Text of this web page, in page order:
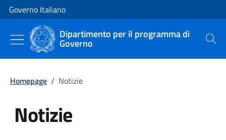
Vai al contenuto
Vai alla navigazione del sito
Governo Italiano
Dipartimento per il programma di
Governo Cerca
Homepage / Notizie
Notizie